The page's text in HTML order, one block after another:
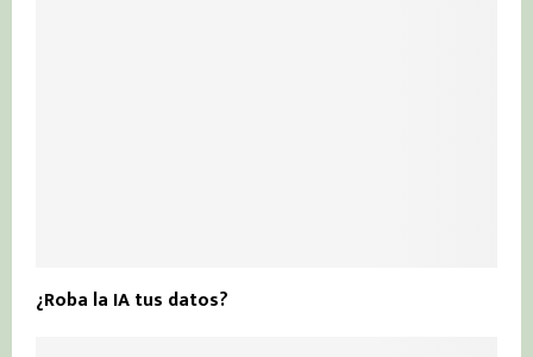
¿Roba la IA tus datos?